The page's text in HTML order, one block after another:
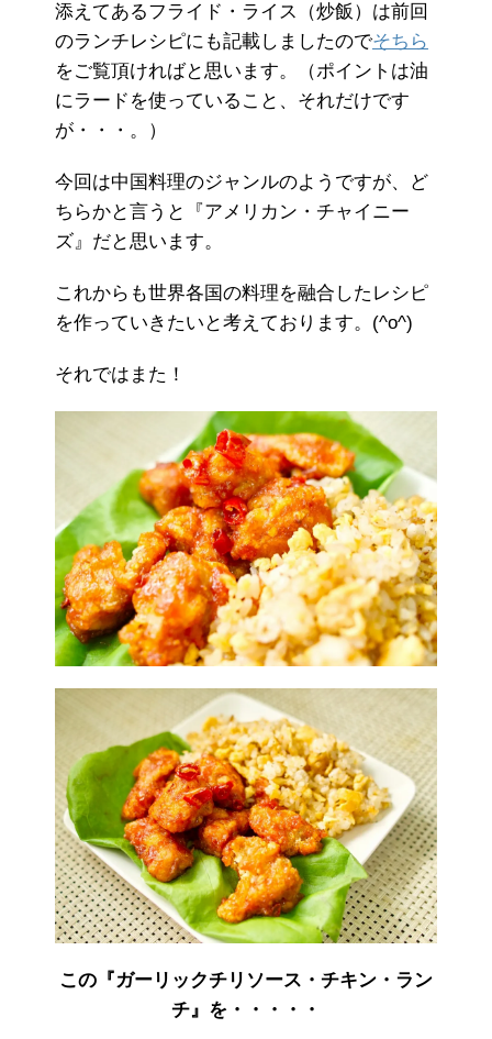
添えてあるフライド・ライス（炒飯）は前回
のランチレシピにも記載しましたのでそちら
をご覧頂ければと思います。（ポイントは油
にラードを使っていること、それだけです
が・・・。）
今回は中国料理のジャンルのようですが、ど
ちらかと言うと『アメリカン・チャイニー
ズ』だと思います。
これからも世界各国の料理を融合したレシピ
を作っていきたいと考えております。(^o^)
それではまた！
この『ガーリックチリソース・チキン・ラン
チ』を・・・・・